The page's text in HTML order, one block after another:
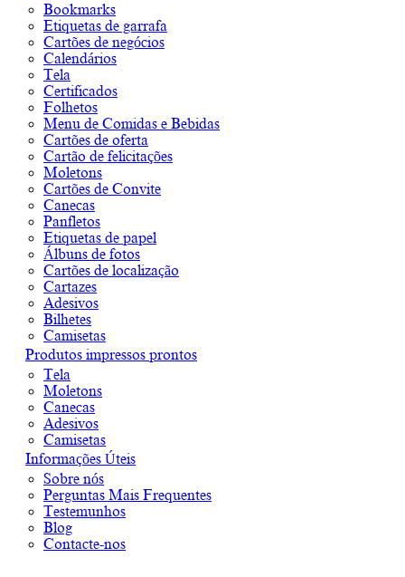
Bookmarks
Etiquetas de garrafa
Cartões de negócios
Calendários
Tela
Certificados
Folhetos
Menu de Comidas e Bebidas
Cartões de oferta
Cartão de felicitações
Moletons
Cartões de Convite
Canecas
Panfletos
Etiquetas de papel
Álbuns de fotos
Cartões de localização
Cartazes
Adesivos
Bilhetes
Camisetas
Produtos impressos prontos
Tela
Moletons
Canecas
Adesivos
Camisetas
Informações Úteis
Sobre nós
Perguntas Mais Frequentes
Testemunhos
Blog
Contacte-nos